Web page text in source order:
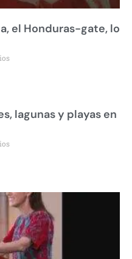
el Honduras-gate, lo
lagunas y playas en